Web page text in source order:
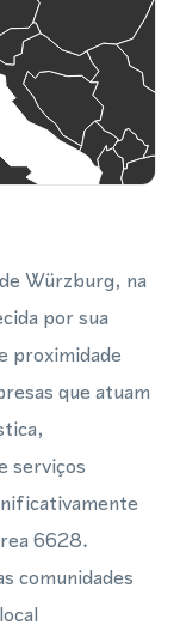
Würzburg, na
por sua
proximidade
que atuam
serviços
6628.
comunidades